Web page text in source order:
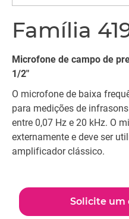
Família
Microfone de campo de
1/2"
O microfone de baixa
para medições de
entre 0,07 Hz e 20 kHz. O
externamente e deve ser
amplificador clássico.
Solicite um